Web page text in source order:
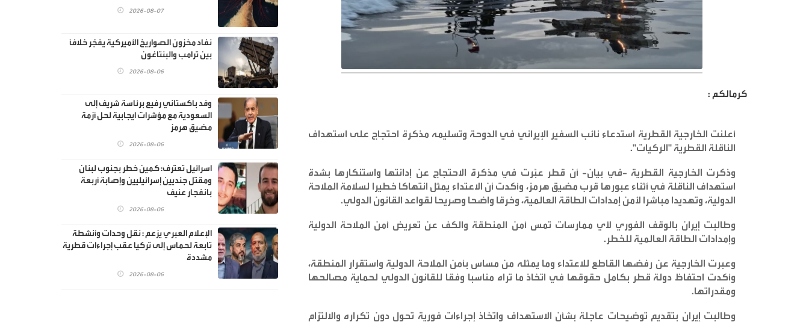
كرمالكم :
أعلنت الخارجية القطرية استدعاء نائب السفير الإيراني في الدوحة وتسليمه مذكرة احتجاج على استهداف
الناقلة القطرية "الركيات".
وذكرت الخارجية القطرية -في بيان- أن قطر عبّرت في مذكرة الاحتجاج عن إدانتها واستنكارها بشدة
استهداف الناقلة في أثناء عبورها قرب مضيق هرمز، وأكدت أن الاعتداء يمثل انتهاكا خطيرا لسلامة الملاحة
الدولية، وتهديدا مباشرا لأمن إمدادات الطاقة العالمية، وخرقا واضحا وصريحا لقواعد القانون الدولي.
وطالبت إيران بالوقف الفوري لأي ممارسات تمس أمن المنطقة والكف عن تعريض أمن الملاحة الدولية
وإمدادات الطاقة العالمية للخطر.
وعبرت الخارجية عن رفضها القاطع للاعتداء وما يمثله من مساس بأمن الملاحة الدولية واستقرار المنطقة،
وأكدت احتفاظ دولة قطر بكامل حقوقها في اتخاذ ما تراه مناسبا وفقا للقانون الدولي لحماية مصالحها
ومقدراتها.
وطالبت إيران بتقديم توضيحات عاجلة بشأن الاستهداف واتخاذ إجراءات فورية تحول دون تكراره والالتزام
2026-08-07
نفاد مخزون الصواريخ الأميركية يفجّر خلافًا
بين ترامب والبنتاغون
2026-08-06
وفد باكستاني رفيع برئاسة شريف إلى
السعودية مع مؤشرات ايجابية لحل أزمة
مضيق هرمز
2026-08-06
اسرائيل تعترف: كمين خطر بجنوب لبنان
ومقتل جنديين إسرائيليين وإصابة أربعة
بانفجار عنيف
2026-08-06
الإعلام العبري يزعم : نقل وحدات وأنشطة
تابعة لحماس إلى تركيا عقب إجراءات قطرية
مشددة
2026-08-06